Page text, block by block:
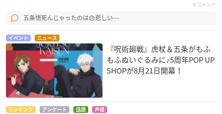
6コメント
五条悟死んじゃったのは😞悲しい⋯
イベント ニュース
『呪術廻戦』虎杖＆五条がもふ
もふぬいぐるみに♪5周年POP UP
SHOPが8月21日開幕！
ランキング アンケート 話題 声優